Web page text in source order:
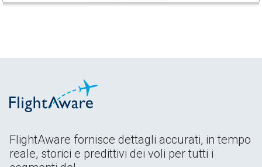
FlightAware fornisce dettagli accurati, in tempo
reale, storici e predittivi dei voli per tutti i